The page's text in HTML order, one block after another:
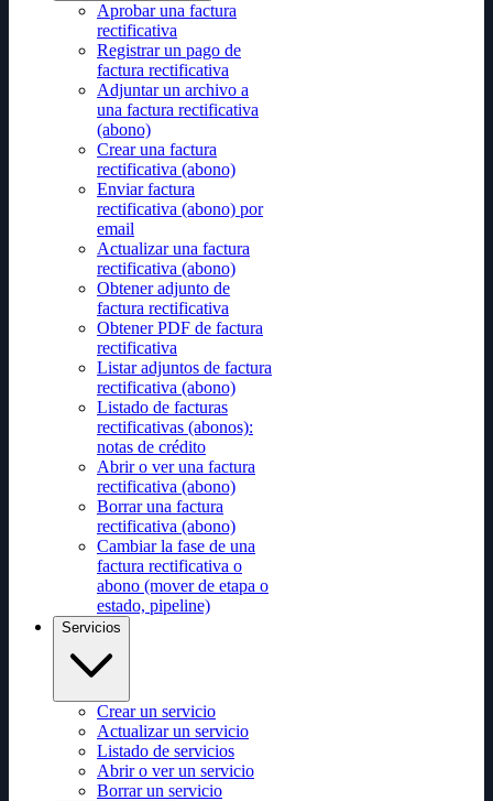
Aprobar una factura
rectificativa
Registrar un pago de
factura rectificativa
Adjuntar un archivo a
una factura rectificativa
(abono)
Crear una factura
rectificativa (abono)
Enviar factura
rectificativa (abono) por
email
Actualizar una factura
rectificativa (abono)
Obtener adjunto de
factura rectificativa
Obtener PDF de factura
rectificativa
Listar adjuntos de factura
rectificativa (abono)
Listado de facturas
rectificativas (abonos):
notas de crédito
Abrir o ver una factura
rectificativa (abono)
Borrar una factura
rectificativa (abono)
Cambiar la fase de una
factura rectificativa o
abono (mover de etapa o
estado, pipeline)
Servicios
Crear un servicio
Actualizar un servicio
Listado de servicios
Abrir o ver un servicio
Borrar un servicio